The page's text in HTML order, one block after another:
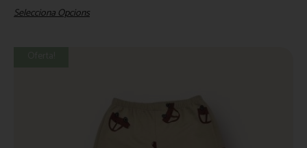
Selecciona Opcions